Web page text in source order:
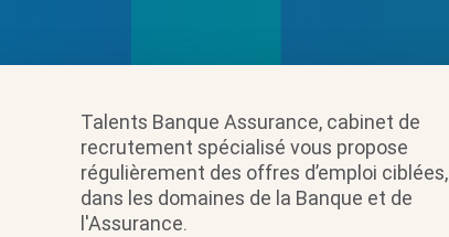
Talents Banque Assurance, cabinet de
recrutement spécialisé vous propose
régulièrement des offres d’emploi ciblées,
dans les domaines de la Banque et de
l'Assurance.